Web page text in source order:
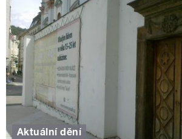
Aktuální dění